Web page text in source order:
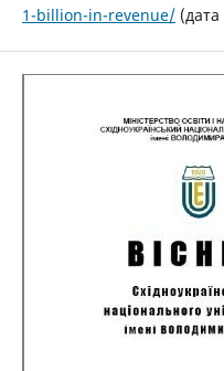
1-billion-in-revenue/(дата